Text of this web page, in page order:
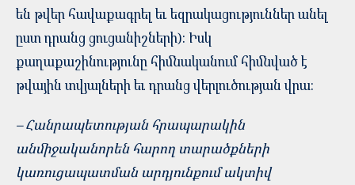
են թվեր հավաքագրել եւ եզրակացություններ անել
ըստ դրանց ցուցանիշների): Իսկ
քաղաքաշինությունը հիմնականում հիմնված է
թվային տվյալների եւ դրանց վերլուծության վրա:
– Հանրապետության հրապարակին
անմիջականորեն հարող տարածքների
կառուցապատման արդյունքում ակտիվ